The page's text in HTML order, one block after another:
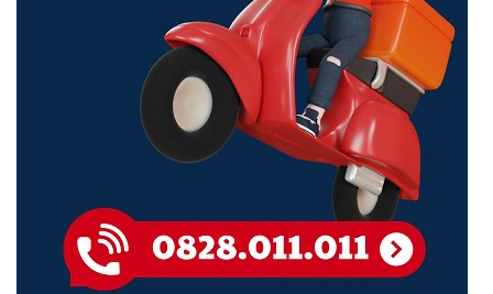
Ứng dụng trong nhiều mô hình quản lý mạng
Lựa chọn lý tưởng cho giám sát, Doanh nghiệp nhỏ, ký túc xá
trường học, SOHO và sử dụng tại nhà